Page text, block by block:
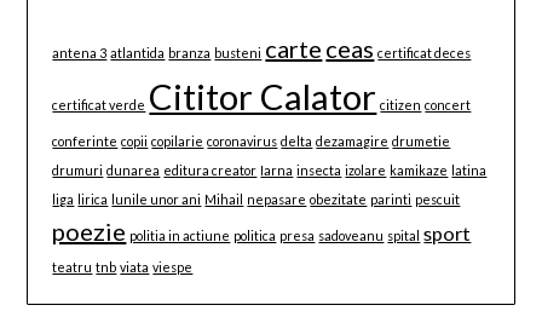
antena 3 atlantida branza busteni carte ceas certificat deces
certificat verde Cititor Calator citizen concert
conferinte copii copilarie coronavirus delta dezamagire drumetie
drumuri dunarea editura creator Iarna insecta izolare kamikaze latina
liga lirica lunile unor ani Mihail nepasare obezitate parinti pescuit
poezie politia in actiune politica presa sadoveanu spital sport
teatru tnb viata viespe